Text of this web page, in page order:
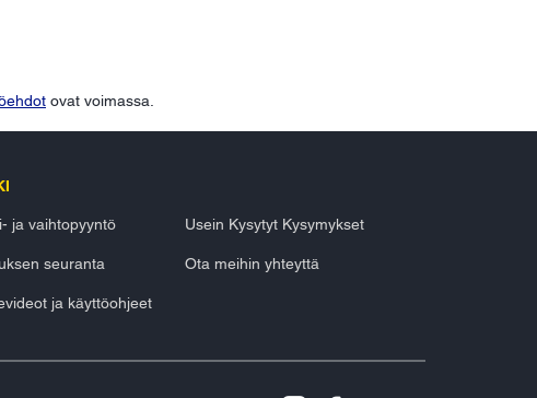
ovat voimassa.
ja vaihtopyyntö
seuranta
ja käyttöohjeet
Usein Kysytyt Kysymykset
Ota meihin yhteyttä